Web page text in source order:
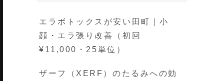
エラボトックスが安い田町｜小
顔・エラ張り改善（初回
¥11,000・25単位）
ザーフ（XERF）のたるみへの効